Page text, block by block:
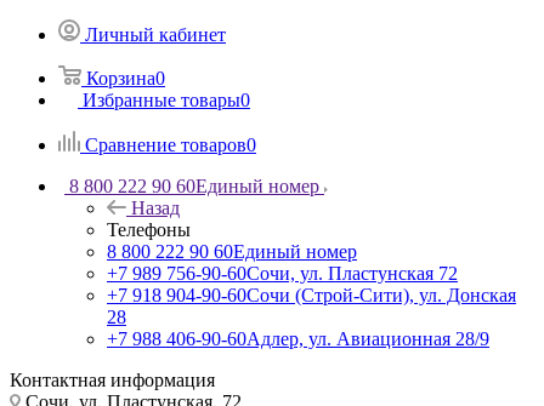
Личный кабинет
Корзина0
Избранные товары0
Сравнение товаров0
8 800 222 90 60Единый номер
Назад
Телефоны
8 800 222 90 60Единый номер
+7 989 756-90-60Сочи, ул. Пластунская 72
+7 918 904-90-60Сочи (Строй-Сити), ул. Донская
28
+7 988 406-90-60Адлер, ул. Авиационная 28/9
Контактная информация
Сочи, ул. Пластунская, 72